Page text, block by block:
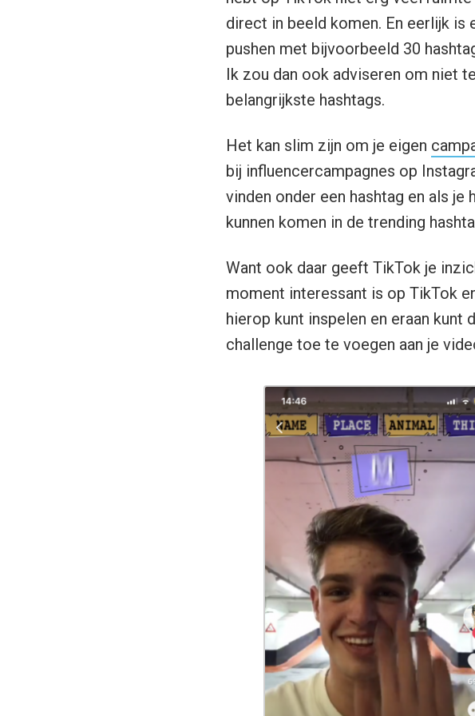
hebt op TikTok niet erg veel
direct in beeld komen. En eerlijk
pushen met bijvoorbeeld 30
Ik zou dan ook adviseren om niet
belangrijkste hashtags.
Het kan slim zijn om je eigen
bij influencercampagnes op
vinden onder een hashtag en als
kunnen komen in de trending
Want ook daar geeft TikTok je
moment interessant is op TikTok
hierop kunt inspelen en eraan kunt
challenge toe te voegen aan je